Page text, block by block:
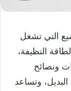
التي تشغل
النظيفة،
على 4 اشتراطات ونصائح
وتساعد